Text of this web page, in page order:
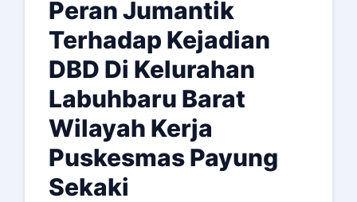
Peran Jumantik
Terhadap Kejadian
DBD Di Kelurahan
Labuhbaru Barat
Wilayah Kerja
Puskesmas Payung
Sekaki